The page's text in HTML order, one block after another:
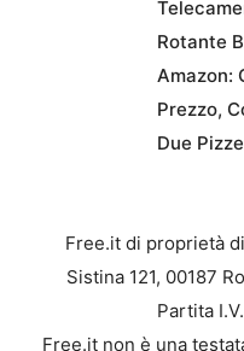
Rotante
Amazon:
Prezzo,
Due
Free.it di proprietà
Sistina 121, 00187
Partita
Free.it non è una